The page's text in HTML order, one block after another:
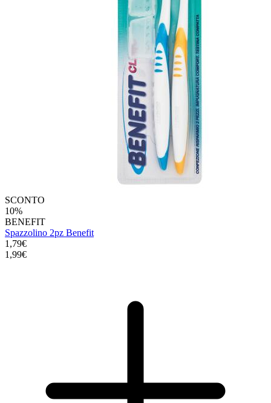
SCONTO
10%
BENEFIT
Spazzolino 2pz Benefit
1,79€
1,99€